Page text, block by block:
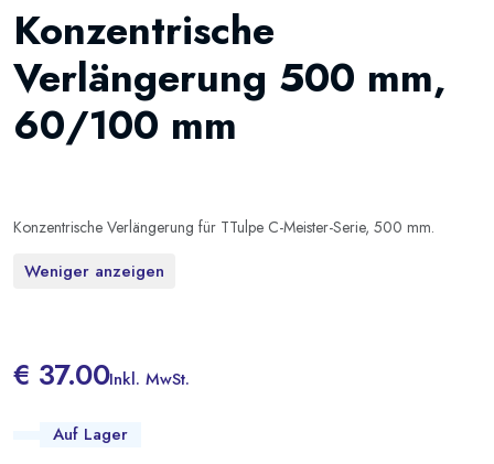
Konzentrische
Verlängerung 500 mm,
60/100 mm
Konzentrische Verlängerung für TTulpe C-Meister-Serie, 500 mm.
Weniger anzeigen
€ 37.00Inkl. MwSt.
Auf Lager